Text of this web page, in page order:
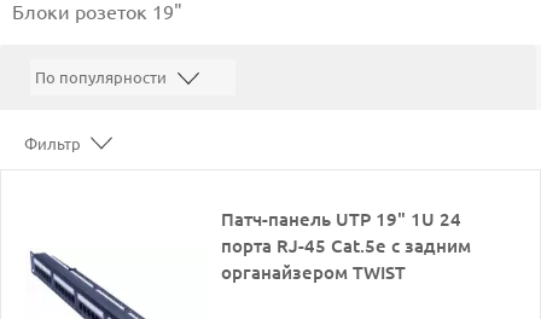
Блоки розеток 19"
Фильтр
Патч-панель UTP 19" 1U 24
порта RJ-45 Cat.5e с задним
органайзером TWIST